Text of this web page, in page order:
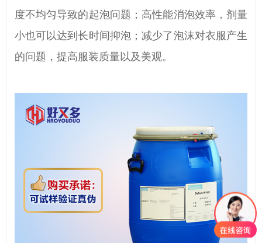
度不均匀导致的起泡问题；高性能消泡效率，剂量
小也可以达到长时间抑泡 ；减少了泡沫对衣服产生
的问题，提高服装质量以及美观。